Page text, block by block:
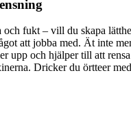
fukt – vill du skapa
att jobba med. Ät inte
upp och hjälper till att
Dricker du örtteer